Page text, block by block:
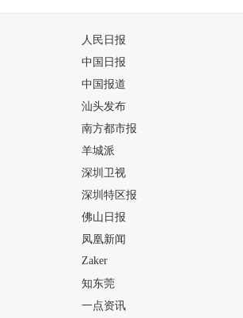
人民日报
中国日报
中国报道
汕头发布
南方都市报
羊城派
深圳卫视
深圳特区报
佛山日报
凤凰新闻
Zaker
知东莞
一点资讯